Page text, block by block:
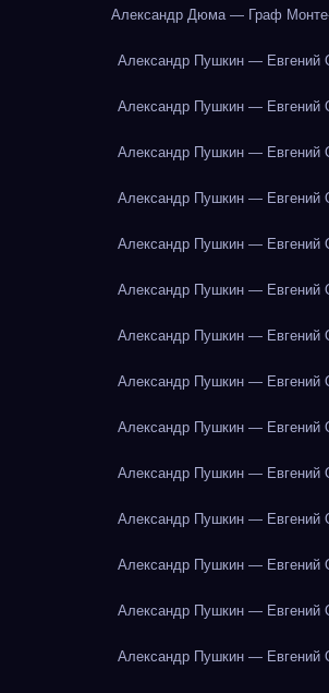
Александр Дюма — Граф
Александр Пушкин — Евгений
Александр Пушкин — Евгений
Александр Пушкин — Евгений
Александр Пушкин — Евгений
Александр Пушкин — Евгений
Александр Пушкин — Евгений
Александр Пушкин — Евгений
Александр Пушкин — Евгений
Александр Пушкин — Евгений
Александр Пушкин — Евгений
Александр Пушкин — Евгений
Александр Пушкин — Евгений
Александр Пушкин — Евгений
Александр Пушкин — Евгений